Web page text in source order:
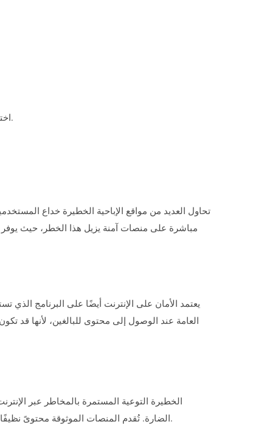
اختبر الموقع باستخدام برنامج مكافحة فيروسات: يمكن لبرامج مكافحة الفيروسات الحديثة تنبيهك إلى المواقع المشبوهة قبل الوصول إليها.
تحاول العديد من مواقع الإباحية الخطيرة خداع
يعتمد الأمان على الإنترنت أيضًا على البرنامج
الضارة. تُقدم المنصات الموثوقة محتوىً نظيفًا وآمنًا ومنظمًا حسب الفئات، مما يُتيح لك مشاهدة الأفلام دون قلق. يُقلل التثقيف والاهتمام المُستمر من خطر التعرض للخداع أو الإصابة.